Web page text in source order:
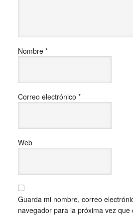
Nombre *
Correo electrónico *
Web
Guarda mi nombre, correo
navegador para la próxima vez que